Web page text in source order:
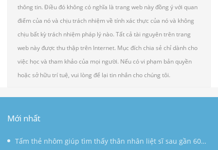
thông tin. Điều đó không có nghĩa là trang web này đồng ý với quan
điểm của nó và chịu trách nhiệm về tính xác thực của nó và không
chịu bất kỳ trách nhiệm pháp lý nào. Tất cả tài nguyên trên trang
web này được thu thập trên Internet. Mục đích chia sẻ chỉ dành cho
việc học và tham khảo của mọi người. Nếu có vi phạm bản quyền
hoặc sở hữu trí tuệ, vui lòng để lại tin nhắn cho chúng tôi.
Mới nhất
Tấm thẻ nhôm giúp tìm thấy thân nhân liệt sĩ sau gần 60